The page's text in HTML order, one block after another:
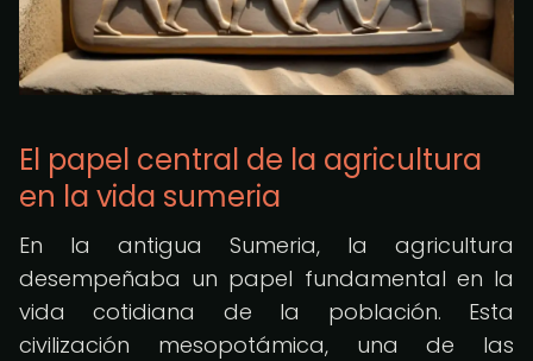
El papel central de la agricultura
en la vida sumeria
En la antigua Sumeria, la agricultura
desempeñaba un papel fundamental en la
vida cotidiana de la población. Esta
civilización mesopotámica, una de las